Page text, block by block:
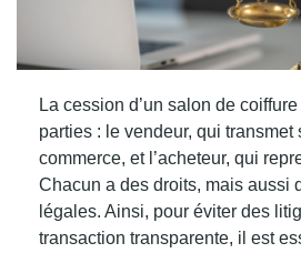
La cession d’un salon de coiffure
parties : le vendeur, qui transmet
commerce, et l’acheteur, qui
Chacun a des droits, mais aussi
légales. Ainsi, pour éviter des
transaction transparente, il est